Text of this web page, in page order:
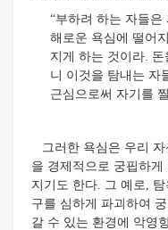
“부하려 하는 자들
해로운 욕심에 떨어
지게 하는 것이라.
니 이것을 탐내는 자
근심으로써 자기를
그러한 욕심은 우리 자
을 경제적으로 궁핍하
지기도 한다. 그 예로,
구를 심하게 파괴하여
갈 수 있는 환경에 악영